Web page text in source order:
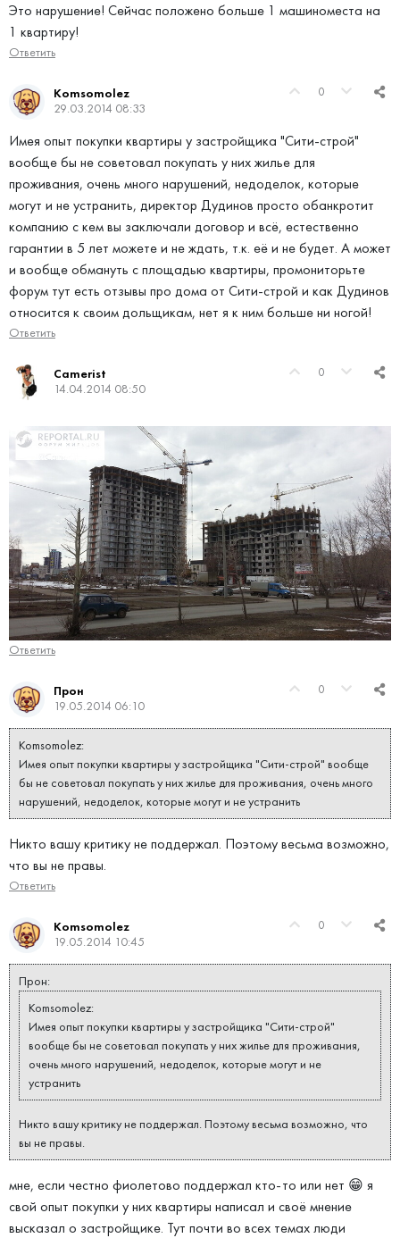
Это нарушение! Сейчас положено больше 1 машиноместа на
1 квартиру!
Ответить
0
Komsomolez
29.03.2014 08:33
Имея опыт покупки квартиры у застройщика "Сити-строй"
вообще бы не советовал покупать у них жилье для
проживания, очень много нарушений, недоделок, которые
могут и не устранить, директор Дудинов просто обанкротит
компанию с кем вы заключали договор и всё, естественно
гарантии в 5 лет можете и не ждать, т.к. её и не будет. А может
и вообще обмануть с площадью квартиры, промониторьте
форум тут есть отзывы про дома от Сити-строй и как Дудинов
относится к своим дольщикам, нет я к ним больше ни ногой!
Ответить
0
Camerist
14.04.2014 08:50
Ответить
0
Прон
19.05.2014 06:10
Komsomolez:
Имея опыт покупки квартиры у застройщика "Сити-строй" вообще
бы не советовал покупать у них жилье для проживания, очень много
нарушений, недоделок, которые могут и не устранить
Никто вашу критику не поддержал. Поэтому весьма возможно,
что вы не правы.
Ответить
0
Komsomolez
19.05.2014 10:45
Прон:
Komsomolez:
Имея опыт покупки квартиры у застройщика "Сити-строй"
вообще бы не советовал покупать у них жилье для проживания,
очень много нарушений, недоделок, которые могут и не
устранить
Никто вашу критику не поддержал. Поэтому весьма возможно, что
вы не правы.
мне, если честно фиолетово поддержал кто-то или нет 😁 я
свой опыт покупки у них квартиры написал и своё мнение
высказал о застройщике. Тут почти во всех темах люди